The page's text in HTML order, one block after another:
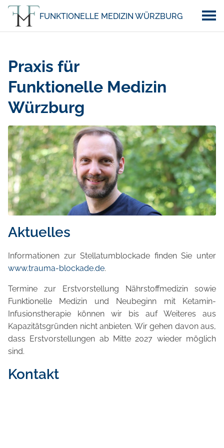
FUNKTIONELLE MEDIZIN WÜRZBURG
Praxis für
Funktionelle Medizin
Würzburg
Aktuelles
Informationen zur Stellatumblockade finden Sie unter
www.trauma-blockade.de.
Termine zur Erstvorstellung Nährstoffmedizin sowie
Funktionelle Medizin und Neubeginn mit Ketamin-
Infusionstherapie können wir bis auf Weiteres aus
Kapazitätsgründen nicht anbieten. Wir gehen davon aus,
dass Erstvorstellungen ab Mitte 2027 wieder möglich
sind.
Kontakt